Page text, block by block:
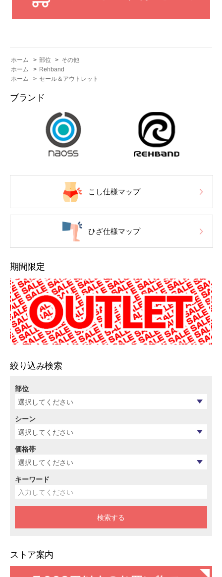
ホーム > 部位 > その他
ホーム
> Rehband
ホーム
> セール＆アウトレット
ブランド
こし仕様マップ
ひざ仕様マップ
期間限定
絞り込み検索
部位
シーン
価格帯
キーワード
ストア案内